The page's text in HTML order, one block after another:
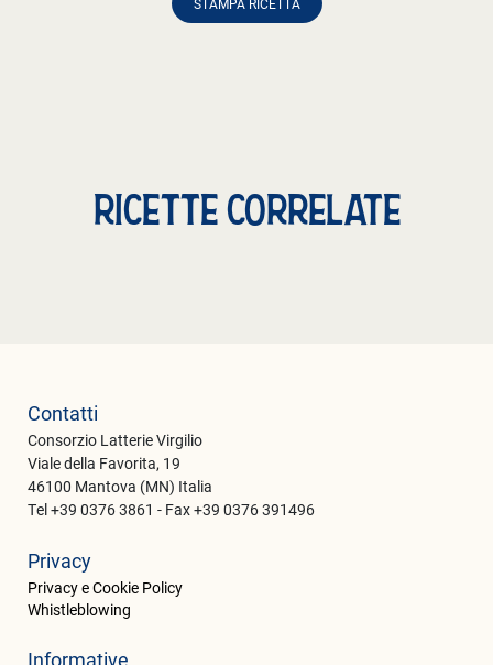
RICETTE CORRELATE
Contatti
Consorzio Latterie Virgilio
Viale della Favorita, 19
46100 Mantova (MN) Italia
Tel +39 0376 3861 - Fax +39 0376 391496
Privacy
Privacy e Cookie Policy
Whistleblowing
Informative